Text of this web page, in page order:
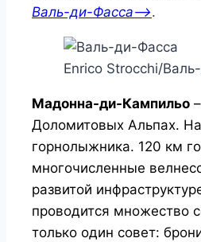
Валь-ди-Фасса—>.
Enrico Strocchi/
Мадонна-ди-Кампильо
Доломитовых Альпах.
горнолыжника. 120 км
многочисленные
развитой
проводится множество
только один совет: